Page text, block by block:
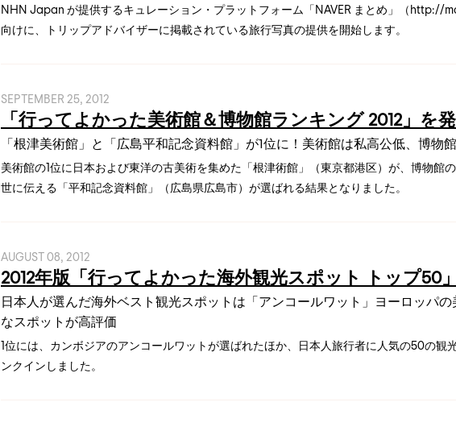
NHN Japan が提供するキュレーション・プラットフォーム「NAVER まとめ」（http://
向けに、トリップアドバイザーに掲載されている旅行写真の提供を開始します。
SEPTEMBER 25, 2012
「行ってよかった美術館＆博物館ランキング 2012」を
「根津美術館」と「広島平和記念資料館」が1位に！美術館は私高公低、博物
美術館の1位に日本および東洋の古美術を集めた「根津術館」（東京都港区）が、博物館
世に伝える「平和記念資料館」（広島県広島市）が選ばれる結果となりました。
AUGUST 08, 2012
2012年版「行ってよかった海外観光スポット トップ50
日本人が選んだ海外ベスト観光スポットは「アンコールワット」ヨーロッパ
なスポットが高評価
1位には、カンボジアのアンコールワットが選ばれたほか、日本人旅行者に人気の50の観
ンクインしました。